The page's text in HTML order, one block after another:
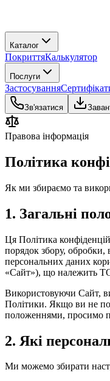
Каталог
ПокриттяКалькулятор
Послуги
Застосування
Зв'язатися
Правова інформація
Політика
Як ми збираємо та
1. Загальні
Ця Політика
порядок збору, обробки,
персональних даних
«Сайт»), що належить
Використовуючи Сайт,
Політики. Якщо ви не
положеннями, просимо
2. Які
Ми можемо збирати